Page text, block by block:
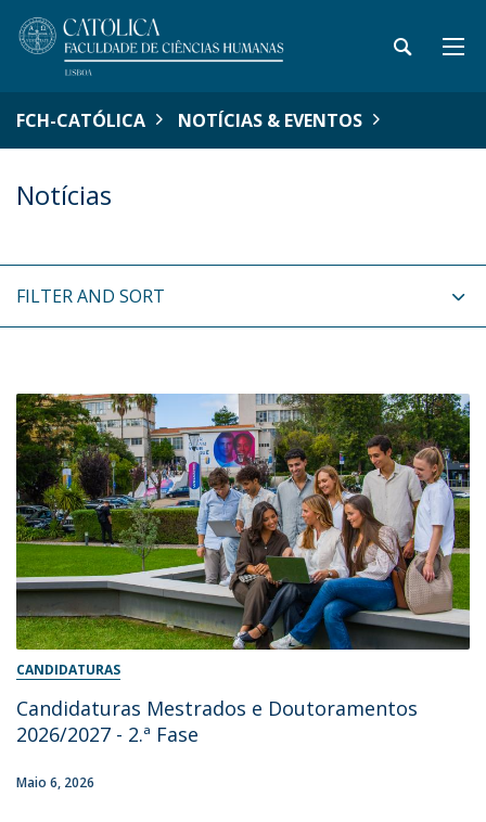
FCH-CATÓLICA NOTÍCIAS & EVENTOS
Notícias
FILTER AND SORT
CANDIDATURAS
Candidaturas Mestrados e Doutoramentos
2026/2027 - 2.ª Fase
Maio 6, 2026